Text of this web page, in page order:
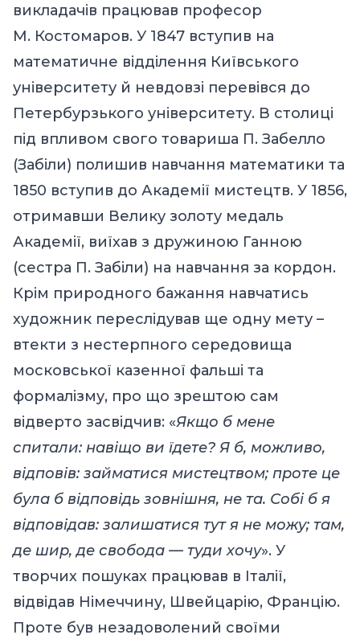
викладачів працював професор
М. Костомаров. У 1847 вступив на
математичне відділення Київського
університету й невдовзі перевівся до
Петербурзького університету. В столиці
під впливом свого товариша П. Забелло
(Забіли) полишив навчання математики та
1850 вступив до Академії мистецтв. У 1856,
отримавши Велику золоту медаль
Академії, виїхав з дружиною Ганною
(сестра П. Забіли) на навчання за кордон.
Крім природного бажання навчатись
художник переслідував ще одну мету –
втекти з нестерпного середовища
московської казенної фальші та
формалізму, про що зрештою сам
відверто засвідчив: «Якщо б мене
спитали: навіщо ви їдете? Я б, можливо,
відповів: займатися мистецтвом; проте це
була б відповідь зовнішня, не та. Собі б я
відповідав: залишатися тут я не можу; там,
де шир, де свобода — туди хочу». У
творчих пошуках працював в Італії,
відвідав Німеччину, Швейцарію, Францію.
Проте був незадоволений своїми